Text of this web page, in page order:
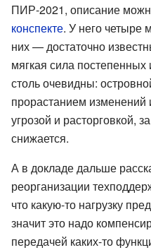
ПИР-2021, описание
конспекте. У него четыре
них — достаточно
мягкая сила
столь очевидны:
прорастанием изменений
угрозой и расторговкой,
снижается.
А в докладе дальше
реорганизации
что какую-то нагрузку
значит это надо
передачей каких-то